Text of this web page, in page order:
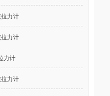
力计
力计
力计
力计